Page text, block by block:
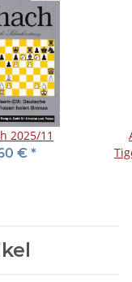
2025/11
€ *